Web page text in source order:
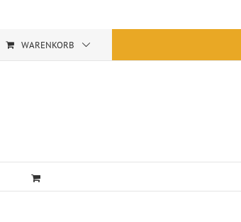
WARENKORB